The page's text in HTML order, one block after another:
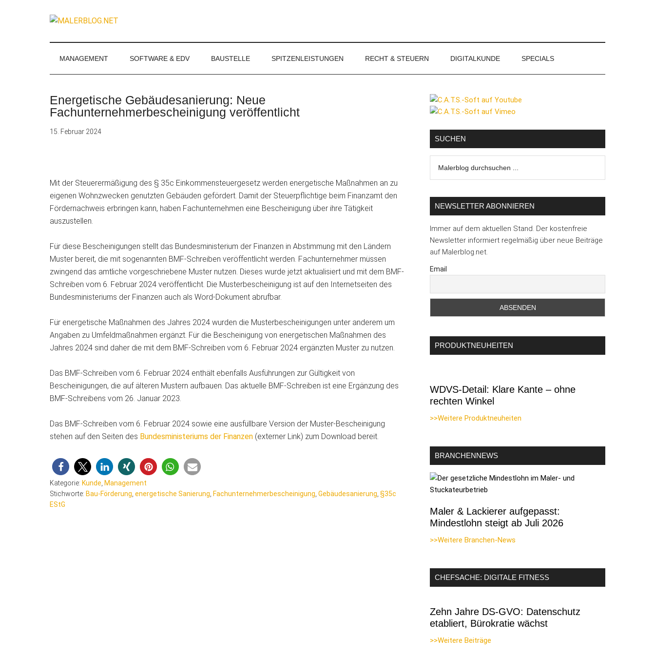
MALERBLOG.NET
Magazin
Stuckateure
MANAGEMENT SOFTWARE & EDV BAUSTELLE SPITZENLEISTUNGEN RECHT & STEUERN DIGITALKUNDE SPECIALS
Energetische Gebäudesanierung: Neue
Fachunternehmerbescheinigung veröffentlicht
15. Februar 2024
Mit der Steuerermäßigung des § 35c Einkommensteuergesetz werden energetische Maßnahmen an zu
eigenen Wohnzwecken genutzten Gebäuden gefördert. Damit der Steuerpflichtige beim Finanzamt den
Fördernachweis erbringen kann, haben Fachunternehmen eine Bescheinigung über ihre Tätigkeit
auszustellen.
Für diese Bescheinigungen stellt das Bundesministerium der Finanzen in Abstimmung mit den Ländern
Muster bereit, die mit sogenannten BMF-Schreiben veröffentlicht werden. Fachunternehmer müssen
zwingend das amtliche vorgeschriebene Muster nutzen. Dieses wurde jetzt aktualisiert und mit dem BMF-
Schreiben vom 6. Februar 2024 veröffentlicht. Die Musterbescheinigung ist auf den Internetseiten des
Bundesministeriums der Finanzen auch als Word-Dokument abrufbar.
Für energetische Maßnahmen des Jahres 2024 wurden die Musterbescheinigungen unter anderem um
Angaben zu Umfeldmaßnahmen ergänzt. Für die Bescheinigung von energetischen Maßnahmen des
Jahres 2024 sind daher die mit dem BMF-Schreiben vom 6. Februar 2024 ergänzten Muster zu nutzen.
Das BMF-Schreiben vom 6. Februar 2024 enthält ebenfalls Ausführungen zur Gültigkeit von
Bescheinigungen, die auf älteren Mustern aufbauen. Das aktuelle BMF-Schreiben ist eine Ergänzung des
BMF-Schreibens vom 26. Januar 2023.
Das BMF-Schreiben vom 6. Februar 2024 sowie eine ausfüllbare Version der Muster-Bescheinigung
stehen auf den Seiten des Bundesministeriums der Finanzen (externer Link) zum Download bereit.
Kategorie: Kunde Management
Stichworte: Bau-Förderung energetische Sanierung Fachunternehmerbescheinigung Gebäudesanierung §35c
EStG
Seitenspalte
SUCHEN
durchsuchen
NEWSLETTER ABONNIEREN
Immer auf dem aktuellen Stand. Der kostenfreie
Newsletter informiert regelmäßig über neue Beiträge
auf Malerblog.net.
Email
PRODUKTNEUHEITEN
WDVS-Detail: Klare Kante – ohne
rechten Winkel
>>Weitere Produktneuheiten
BRANCHENNEWS
Maler & Lackierer aufgepasst:
Mindestlohn steigt ab Juli 2026
>>Weitere Branchen-News
CHEFSACHE: DIGITALE FITNESS
Zehn Jahre DS-GVO: Datenschutz
etabliert, Bürokratie wächst
>>Weitere Beiträge